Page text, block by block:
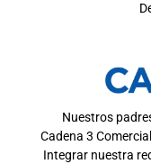
Nuestros
Cadena 3 Comercial
Integrar nuestra